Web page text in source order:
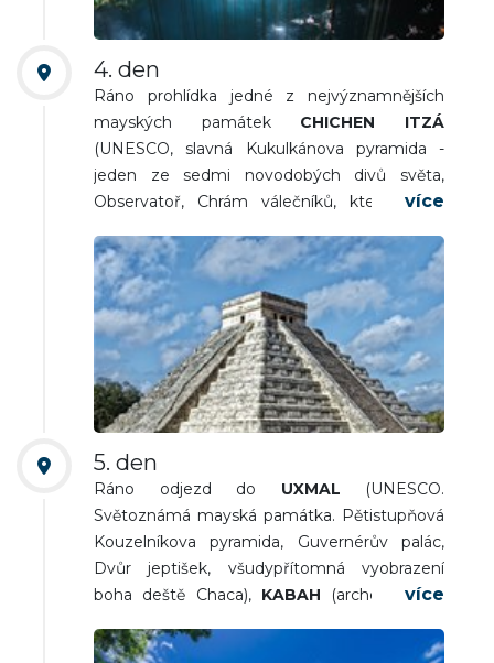
4. den
Ráno prohlídka jedné z nejvýznamnějších
mayských památek CHICHEN ITZÁ
(UNESCO, slavná Kukulkánova pyramida -
jeden ze sedmi novodobých divů světa,
Observatoř, Chrám válečníků, který zdobí
obětování). Odpoledne přejezd do města
IZAMAL(„Žluté město“ a město tří kultur,
náboženské centrum Yucatanu se spoustou
památek, ráj fotografů). Přejezd na ubytování
do města Merida. Nocleh.
5. den
Ráno odjezd do UXMAL (UNESCO.
Světoznámá mayská památka. Pětistupňová
Kouzelníkova pyramida, Guvernérův palác,
Dvůr jeptišek, všudypřítomná vyobrazení
boha deště Chaca), KABAH (archeologické
masek“, fasáda zdobená stovkami